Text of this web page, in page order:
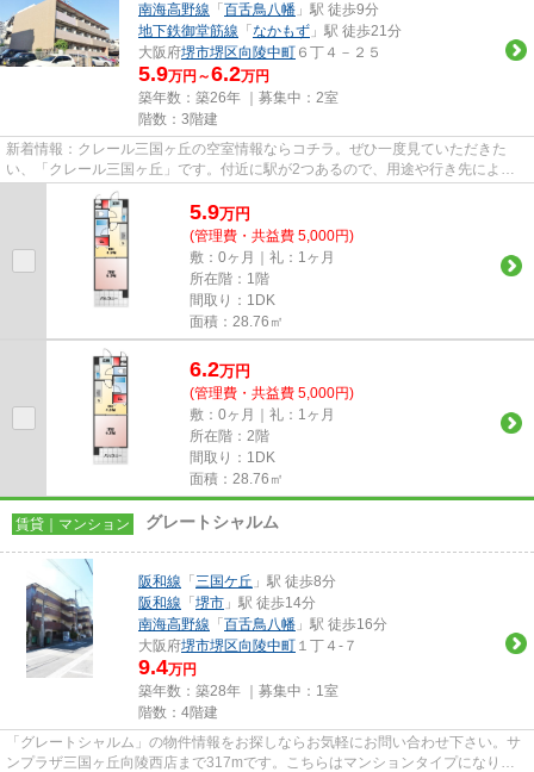
南海高野線 「 百舌鳥八幡 」駅 徒歩9分
地下鉄御堂筋線 「 なかもず 」駅 徒歩21分
大阪府堺市堺区向陵中町 ６丁４－２５
5.9万円～6.2万円
築年数：築26年 ｜募集中： 2室
階数：3階建
新着情報：クレール三国ヶ丘の空室情報ならコチラ。ぜひ一度見ていただきた
い、「クレール三国ヶ丘」です。付近に駅が2つあるので、用途や行き先によっ
て経路を選べる物件です。こちら...
5.9万円
(管理費・共益費 5,000円)
敷：0ヶ月｜礼：1ヶ月
所在階：1階
間取り：1DK
面積：28.76㎡
6.2万円
(管理費・共益費 5,000円)
敷：0ヶ月｜礼：1ヶ月
所在階：2階
間取り：1DK
面積：28.76㎡
賃貸｜マンション グレートシャルム
阪和線 「 三国ケ丘 」駅 徒歩8分
阪和線 「 堺市 」駅 徒歩14分
南海高野線 「 百舌鳥八幡 」駅 徒歩16分
大阪府堺市堺区向陵中町 １丁４-７
9.4万円
築年数：築28年 ｜募集中： 1室
階数：4階建
「グレートシャルム」の物件情報をお探しならお気軽にお問い合わせ下さい。サ
ンプラザ三国ヶ丘向陵西店まで317mです。こちらはマンションタイプになりま